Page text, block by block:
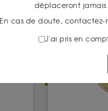
SUPERBE
déplaceront
En cas de doute,
J'ai pris en